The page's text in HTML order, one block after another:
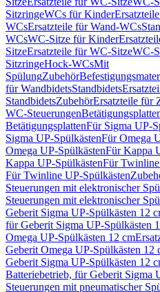
SitzringeWCs für Kinder
WCsErsatzteile für Wand-WCs
WCsWC-Sitze für Kinder
SitzeErsatzteile für WC-SitzeWC-
SitzringeHock-WCsMit
SpülungZubehör
für WandbidetsStandbidets
StandbidetsZubehörErsatzteile für
WC-Steuerungen
BetätigungsplattenFür Sigma UP-
Sigma UP-SpülkästenFür Omega
Omega UP-SpülkästenFür Kappa
Kappa UP-SpülkästenFür
Für Twinline UP-Spülkästen
Steuerungen mit elektronischer
Steuerungen mit elektronischer
Geberit Sigma UP-Spülkästen 12
für Geberit Sigma UP-Spülkästen
Omega UP-Spülkästen 12 cm
Geberit Omega UP-Spülkästen 12
Geberit Sigma UP-Spülkästen 12
Batteriebetrieb, für Geberit Sigma
Steuerungen mit pneumatischer